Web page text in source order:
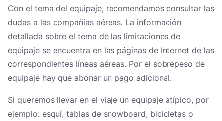
Con el tema del equipaje, recomendamos consultar las
dudas a las compañías aéreas. La información
detallada sobre el tema de las limitaciones de
equipaje se encuentra en las páginas de Internet de las
correspondientes líneas aéreas. Por el sobrepeso de
equipaje hay que abonar un pago adicional.
Si queremos llevar en el viaje un equipaje atípico, por
ejemplo: esquí, tablas de snowboard, bicicletas o